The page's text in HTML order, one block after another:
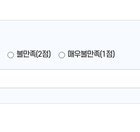
불만족(2점) 매우불만족(1점)